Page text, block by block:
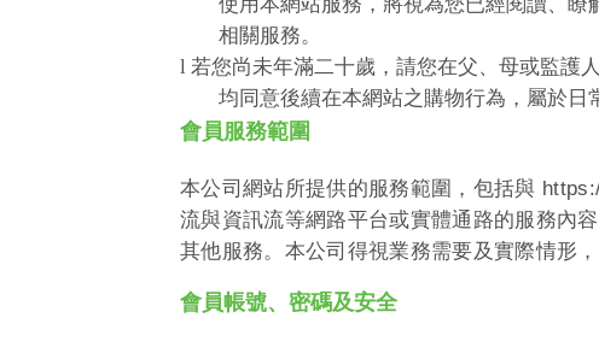
相關服務。
l 若您尚未年滿二十歲，請您在父、母或監護
均同意後續在本網站之購物行為，屬於日
會員服務範圍
本公司網站所提供的服務範圍，包括與
流與資訊流等網路平台或實體通路的服務內
其他服務。本公司得視業務需要及實際情形
會員帳號、密碼及安全